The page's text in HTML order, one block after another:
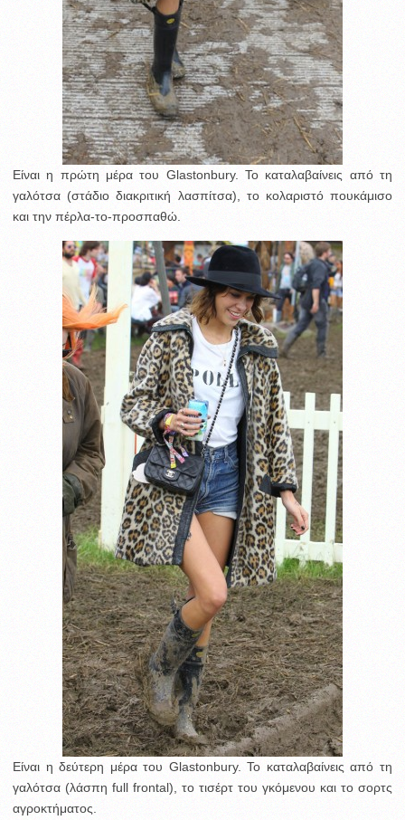
Είναι η πρώτη μέρα του Glastonbury. Το καταλαβαίνεις από τη
γαλότσα (στάδιο διακριτική λασπίτσα), το κολαριστό πουκάμισο
και την πέρλα-το-προσπαθώ.
Είναι η δεύτερη μέρα του Glastonbury. Το καταλαβαίνεις από τη
γαλότσα (λάσπη full frontal), το τισέρτ του γκόμενου και το σορτς
αγροκτήματος.